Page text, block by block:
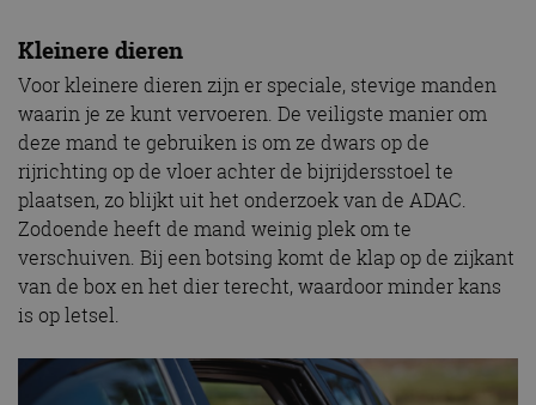
Kleinere dieren
Voor kleinere dieren zijn er speciale, stevige manden
waarin je ze kunt vervoeren. De veiligste manier om
deze mand te gebruiken is om ze dwars op de
rijrichting op de vloer achter de bijrijdersstoel te
plaatsen, zo blijkt uit het onderzoek van de ADAC.
Zodoende heeft de mand weinig plek om te
verschuiven. Bij een botsing komt de klap op de zijkant
van de box en het dier terecht, waardoor minder kans
is op letsel.